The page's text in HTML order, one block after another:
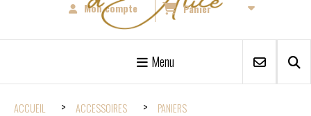
Mon compte Panier
Menu
ACCUEIL ACCESSOIRES
PANIERS